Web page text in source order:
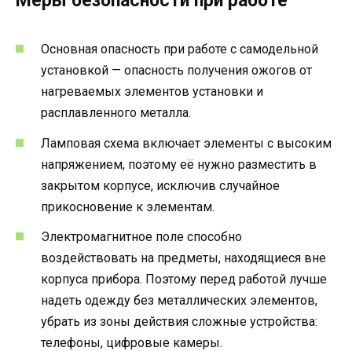
Основная опасность при работе с самодельной
установкой — опасность получения ожогов от
нагреваемых элементов установки и
расплавленного металла.
Ламповая схема включает элементы с высоким
напряжением, поэтому её нужно разместить в
закрытом корпусе, исключив случайное
прикосновение к элементам.
Электромагнитное поле способно
воздействовать на предметы, находящиеся вне
корпуса прибора. Поэтому перед работой лучше
надеть одежду без металлических элементов,
убрать из зоны действия сложные устройства:
телефоны, цифровые камеры.